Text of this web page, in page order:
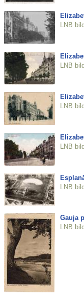
LNB
LNB
LNB
LNB
LNB
Gauja
LNB